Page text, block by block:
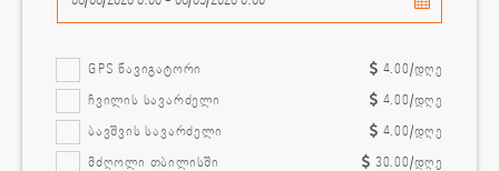
GPS ნავიგატორი 4.00/დღე
ჩვილის სავარძელი 4.00/დღე
ბავშვის სავარძელი 4.00/დღე
მძღოლი თბილისში 30.00/დღე